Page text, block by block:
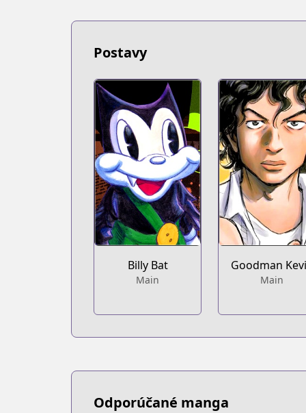
Postavy
Billy Bat
Main
Goodman
Main
Odporúčané manga